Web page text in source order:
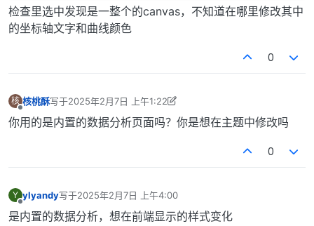
检查里选中发现是一整个的canvas，不知道在哪里修改其中
的坐标轴文字和曲线颜色
0
核
离线
核桃酥写于2025年2月7日 上午1:22
最后由 核桃酥 编辑 2025年2月7日 上午9:28
你用的是内置的数据分析页面吗？你是想在主题中修改吗
0
Y
离线
ylyandy写于2025年2月7日 上午4:00
最后由 编辑
是内置的数据分析，想在前端显示的样式变化